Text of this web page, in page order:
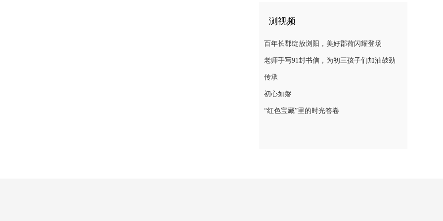
浏视频
百年长郡绽放浏阳，美好郡荷闪耀登场
老师手写91封书信，为初三孩子们加油鼓劲
传承
初心如磐
“红色宝藏”里的时光答卷